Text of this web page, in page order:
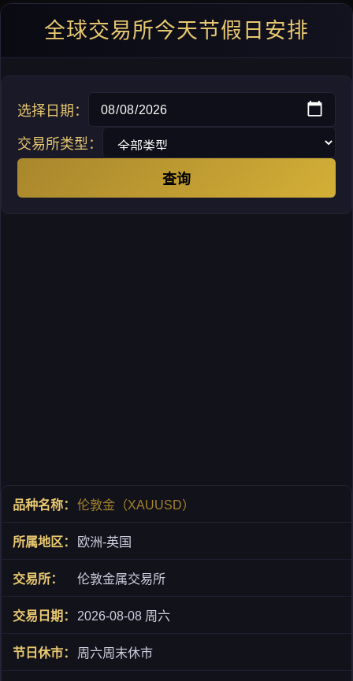
全球交易所今天节假日安排
选择日期：
交易所类型：
查询
伦敦金（XAUUSD）
欧洲-英国
伦敦金属交易所
2026-08-08 周六
周六周末休市